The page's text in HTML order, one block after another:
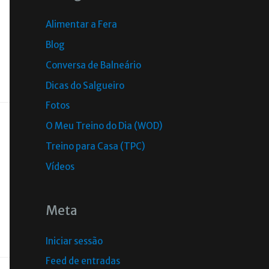
Alimentar a Fera
Blog
Conversa de Balneário
Dicas do Salgueiro
Fotos
O Meu Treino do Dia (WOD)
Treino para Casa (TPC)
Vídeos
Meta
Iniciar sessão
Feed de entradas